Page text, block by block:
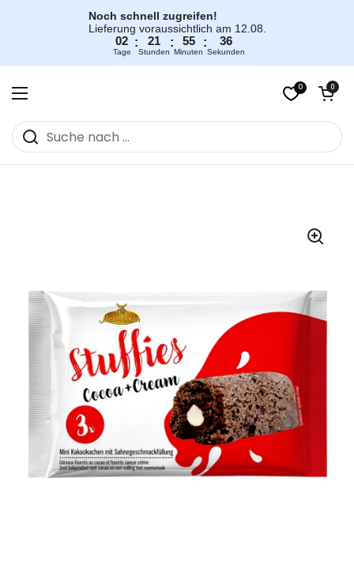
Noch schnell zugreifen!
Lieferung voraussichtlich am 12.08.
02
Tage
: 21
Stunden
: 55
Minuten
: 36
Sekunden
Menü öffnen
0Warenkorb
0